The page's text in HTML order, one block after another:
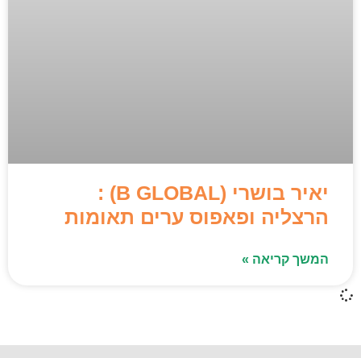
יאיר בושרי (B GLOBAL) :
הרצליה ופאפוס ערים תאומות
המשך קריאה »